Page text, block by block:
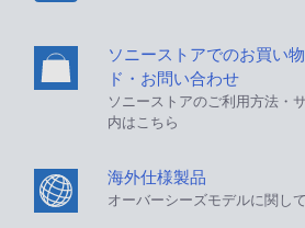
ソニーストアでのお買い
ド・お問い合わせ
ソニーストアのご利用方法・
内はこちら
海外仕様製品
オーバーシーズモデルに関し